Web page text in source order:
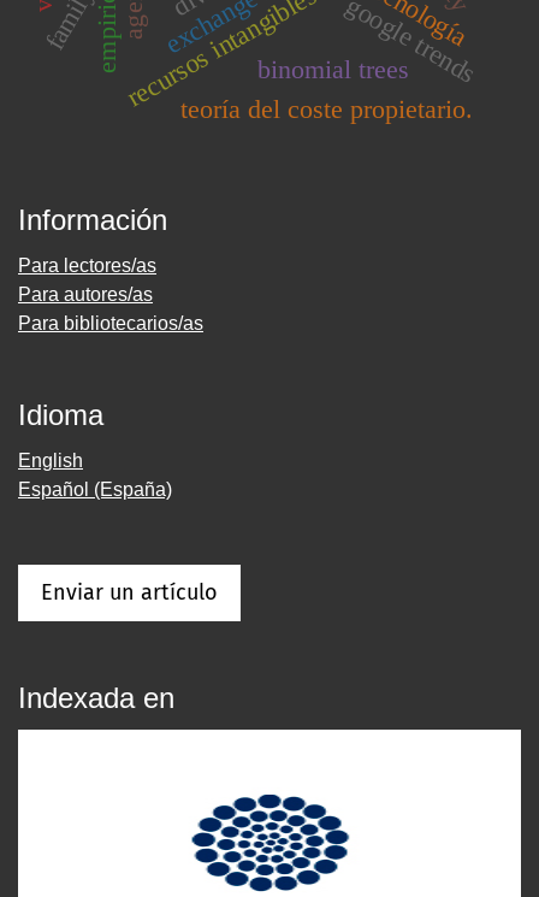
recursos intangibles
teoría del coste propietario.
google trends
binomial trees
family
Información
Para lectores/as
Para autores/as
Para bibliotecarios/as
Idioma
English
Español (España)
Enviar un artículo
Indexada en